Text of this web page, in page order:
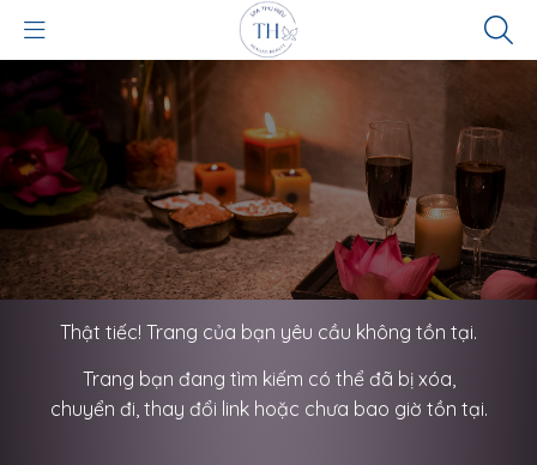
Thật tiếc! Trang của bạn yêu cầu không tồn tại.
Trang bạn đang tìm kiếm có thể đã bị xóa,
chuyển đi, thay đổi link hoặc chưa bao giờ tồn tại.